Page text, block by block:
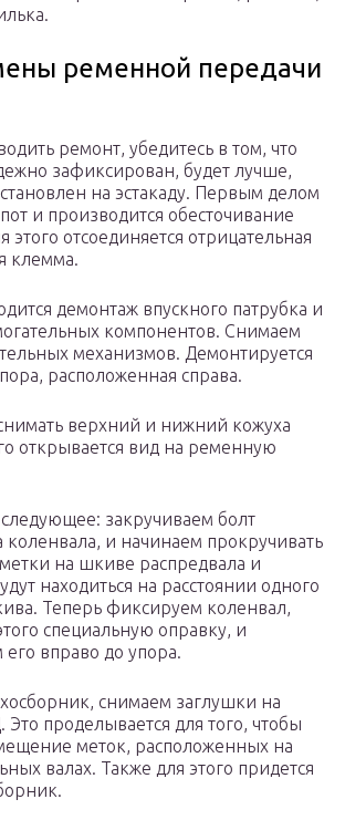
ременной передачи
ремонт, убедитесь в том, что
зафиксирован, будет лучше,
на эстакаду. Первым делом
и производится обесточивание
этого отсоединяется отрицательная
клемма.
демонтаж впускного патрубка и
компонентов. Снимаем
механизмов. Демонтируется
расположенная справа.
верхний и нижний кожуха
открывается вид на ременную
закручиваем болт
и начинаем прокручивать
на шкиве распредвала и
находиться на расстоянии одного
Теперь фиксируем коленвал,
специальную оправку, и
вправо до упора.
снимаем заглушки на
Это проделывается для того, чтобы
меток, расположенных на
валах. Также для этого придется